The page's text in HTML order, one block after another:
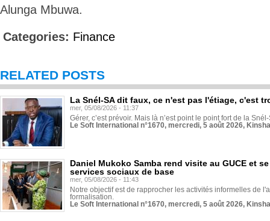
Alunga Mbuwa.
Categories: Finance
RELATED POSTS
La Snél-SA dit faux, ce n'est pas l'étiage, c'est
mer, 05/08/2026 - 11:37
Gérer, c’est prévoir. Mais là n’est point le point fort de la
Le Soft International n°1670, mercredi, 5 août 2026,
Daniel Mukoko Samba rend visite au GUCE et
services sociaux de base
mer, 05/08/2026 - 11:43
Notre objectif est de rapprocher les activités informelles de
formalisation.
Le Soft International n°1670, mercredi, 5 août 2026,